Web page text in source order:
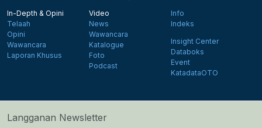
In-Depth & Opini
Telaah
Opini
Wawancara
Laporan Khusus
Video
News
Wawancara
Katalogue
Foto
Podcast
Info
Indeks
Insight Center
Databoks
Event
KatadataOTO
Langganan Newsletter